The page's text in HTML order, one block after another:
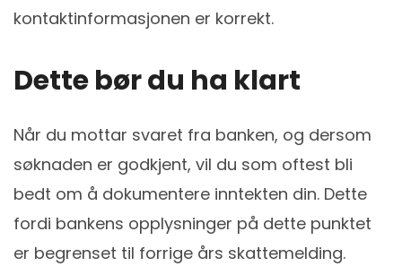
kontaktinformasjonen er korrekt.
Dette bør du ha klart
Når du mottar svaret fra banken, og dersom
søknaden er godkjent, vil du som oftest bli
bedt om å dokumentere inntekten din. Dette
fordi bankens opplysninger på dette punktet
er begrenset til forrige års skattemelding.